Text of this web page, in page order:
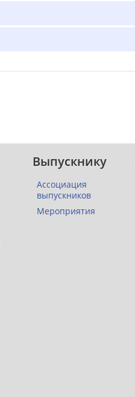
Выпускнику
Ассоциация
выпускников
Мероприятия